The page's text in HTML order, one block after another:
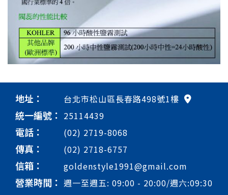
地址： 台北市松山區長春路498號1樓
統一編號： 25114439
電話： (02) 2719-8068
傳真： (02) 2718-6757
信箱： goldenstyle1991@gmail.com
營業時間： 週一至週五: 09:00 - 20:00/週六:09:30